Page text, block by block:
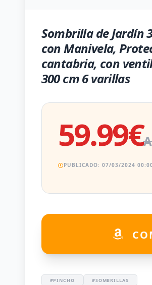
Sombrilla de Jardín
con Manivela,
cantabria, con
300 cm 6 varillas
59.99€
PUBLICADO: 07/03/2024
#PINCHO #SOMBRILLAS